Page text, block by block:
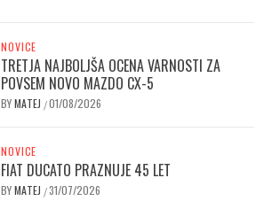
NOVICE
TRETJA NAJBOLJŠA OCENA VARNOSTI ZA
POVSEM NOVO MAZDO CX-5
BYMATEJ /01/08/2026
NOVICE
FIAT DUCATO PRAZNUJE 45 LET
BYMATEJ /31/07/2026